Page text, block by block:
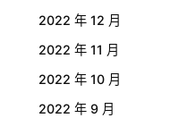
2022 年 12 月
2022 年 11 月
2022 年 10 月
2022 年 9 月